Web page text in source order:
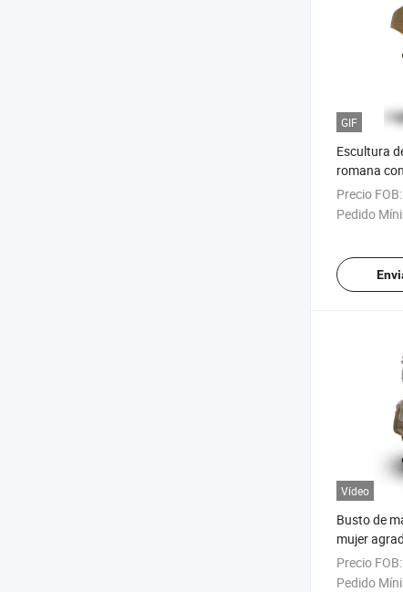
GIF
Escultura
romana
para
Precio FOB:
Pedido
Vídeo
Busto de
mujer
Precio FOB:
Pedido